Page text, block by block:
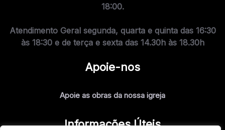
18:00.
Atendimento Geral segunda, quarta e quinta das 16:30
às 18:30 e de terça e sexta das 14.30h às 18.30h
Apoie-nos
Apoie as obras da nossa igreja
Informações Úteis